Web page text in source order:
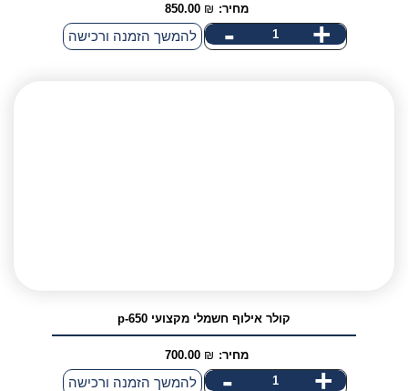
מחיר: 850.00 ₪
+
- להמשך הזמנה ורכישה
קולר אילוף חשמלי מקצועי p-650
מחיר: 700.00 ₪
+
כמות
- להמשך הזמנה ורכישה